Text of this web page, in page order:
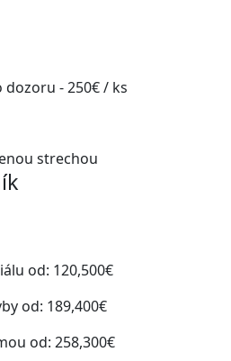
dozoru -250€/ ks
od: 120,500€
od: 189,400€
od: 258,300€